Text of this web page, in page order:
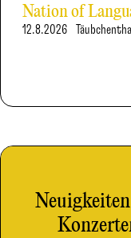
Nation of
12.8.2026 Täubchenthal